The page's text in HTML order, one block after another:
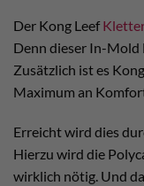
Der Kong Leef
Denn dieser In-Mold
Zusätzlich ist es
Maximum an
Erreicht wird dies
Hierzu wird die
wirklich nötig. Und